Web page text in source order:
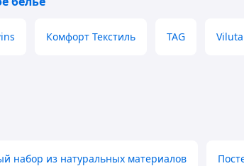
Комфорт Текстиль TAG Viluta
набор из натуральных материалов